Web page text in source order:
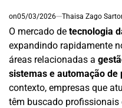
on05/03/2026 Thaisa Zago
O mercado de tecnologia
expandindo rapidamente
áreas relacionadas a
sistemas e automação
contexto, empresas que
têm buscado